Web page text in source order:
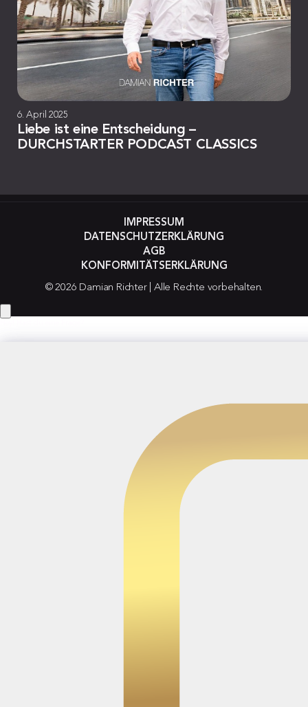
6. April 2025
Liebe ist eine Entscheidung –
DURCHSTARTER PODCAST CLASSICS
© 2026 Damian Richter | Alle Rechte vorbehalten.
IMPRESSUM
DATENSCHUTZERKLÄRUNG
AGB
KONFORMITÄTSERKLÄRUNG